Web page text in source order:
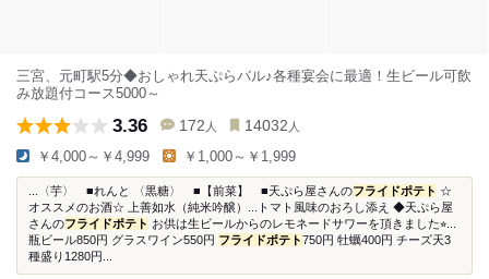
三宮、元町駅5分◆おしゃれ天ぷらバル♪各種宴会に最適！生ビール可飲
み放題付コース5000～
3.36 172 人 14032 人
￥4,000～￥4,999 ￥1,000～￥1,999
...〈芋〉 ■れんと 〈黒糖〉 ■【前菜】 ■天ぷら屋さんのフライドポテト ☆
オススメのお酒☆ 上善如水（純米吟醸）...トマト風味のおろし添え ◆天ぷら屋
さんのフライドポテト お供は生ビールからのレモネードサワーを頂きました⭐︎...
瓶ビール850円 グラスワイン550円 フライドポテト750円 牡蠣400円 チーズ天3
種盛り1280円...